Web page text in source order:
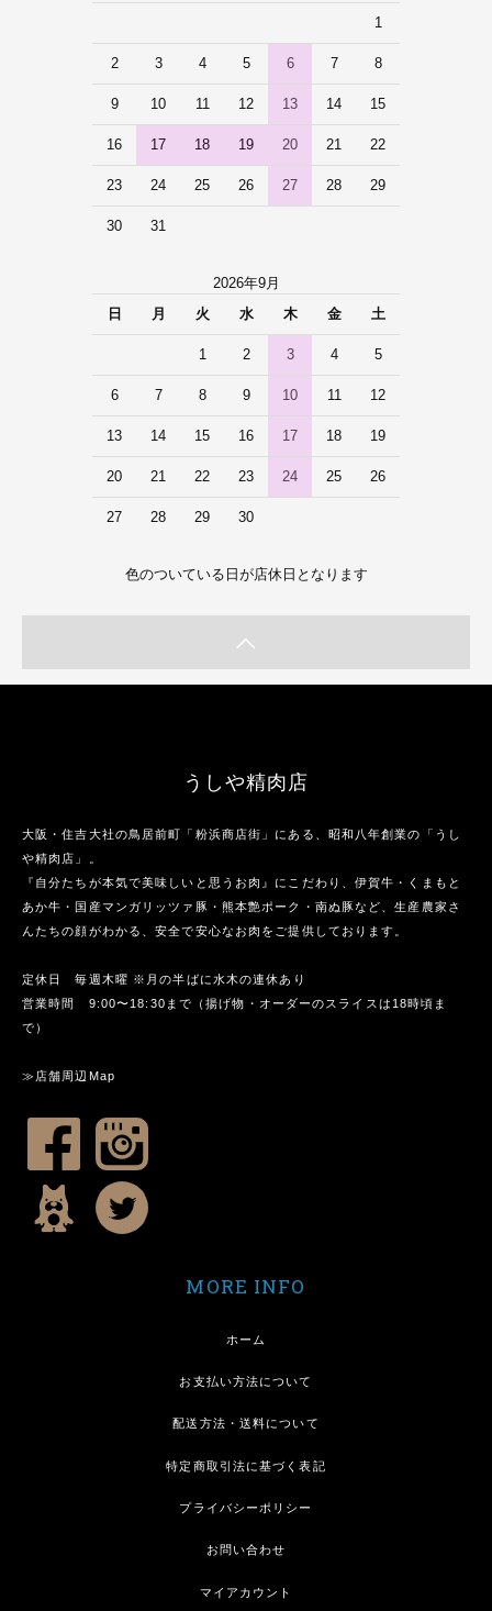
1
2 3 4 5 6 7 8
9 10 11 12 13 14 15
16 17 18 19 20 21 22
23 24 25 26 27 28 29
30 31
2026年9月
日
月 火 水 木 金 土
1 2 3 4 5
6 7 8 9 10 11 12
13 14 15 16 17 18 19
20 21 22 23 24 25 26
27 28 29 30
色のついている日が店休日となります
うしや精肉店
大阪・住吉大社の鳥居前町「粉浜商店街」にある、昭和八年創業の「うし
や精肉店」。
『自分たちが本気で美味しいと思うお肉』にこだわり、伊賀牛・くまもと
あか牛・国産マンガリッツァ豚・熊本艶ポーク・南ぬ豚など、生産農家さ
んたちの顔がわかる、安全で安心なお肉をご提供しております。
定休日 毎週木曜 ※月の半ばに水木の連休あり
営業時間 9:00〜18:30まで（揚げ物・オーダーのスライスは18時頃ま
で）
≫店舗周辺Map
MORE INFO
ホーム
お支払い方法について
配送方法・送料について
特定商取引法に基づく表記
プライバシーポリシー
お問い合わせ
マイアカウント